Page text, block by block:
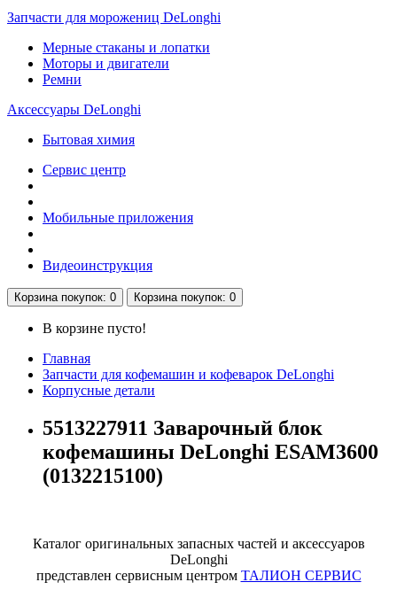
Запчасти для морожениц DeLonghi
Мерные стаканы и лопатки
Моторы и двигатели
Ремни
Аксессуары DeLonghi
Бытовая химия
Сервис центр
Мобильные приложения
Видеоинструкция
Корзинапокупок: 0 Корзинапокупок: 0
В корзине пусто!
Главная
Запчасти для кофемашин и кофеварок DeLonghi
Корпусные детали
5513227911 Заварочный блок
кофемашины DeLonghi ESAM3600
(0132215100)
Каталог оригинальных запасных частей и аксессуаров
DeLonghi
представлен сервисным центром ТАЛИОН СЕРВИС